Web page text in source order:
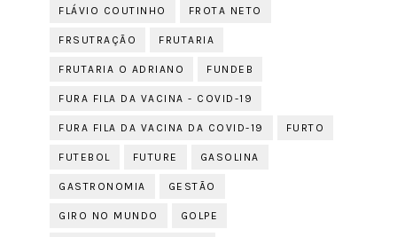
FLÁVIO COUTINHO FROTA NETO
FRSUTRAÇÃO FRUTARIA
FRUTARIA O ADRIANO FUNDEB
FURA FILA DA VACINA - COVID-19
FURA FILA DA VACINA DA COVID-19 FURTO
FUTEBOL FUTURE GASOLINA
GASTRONOMIA GESTÃO
GIRO NO MUNDO GOLPE